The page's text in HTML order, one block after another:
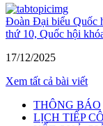
Đoàn Đại biểu Quốc
thứ 10, Quốc hội
17/12/2025
Xem tất cả bài viết
THÔNG BÁO
LỊCH TIẾP